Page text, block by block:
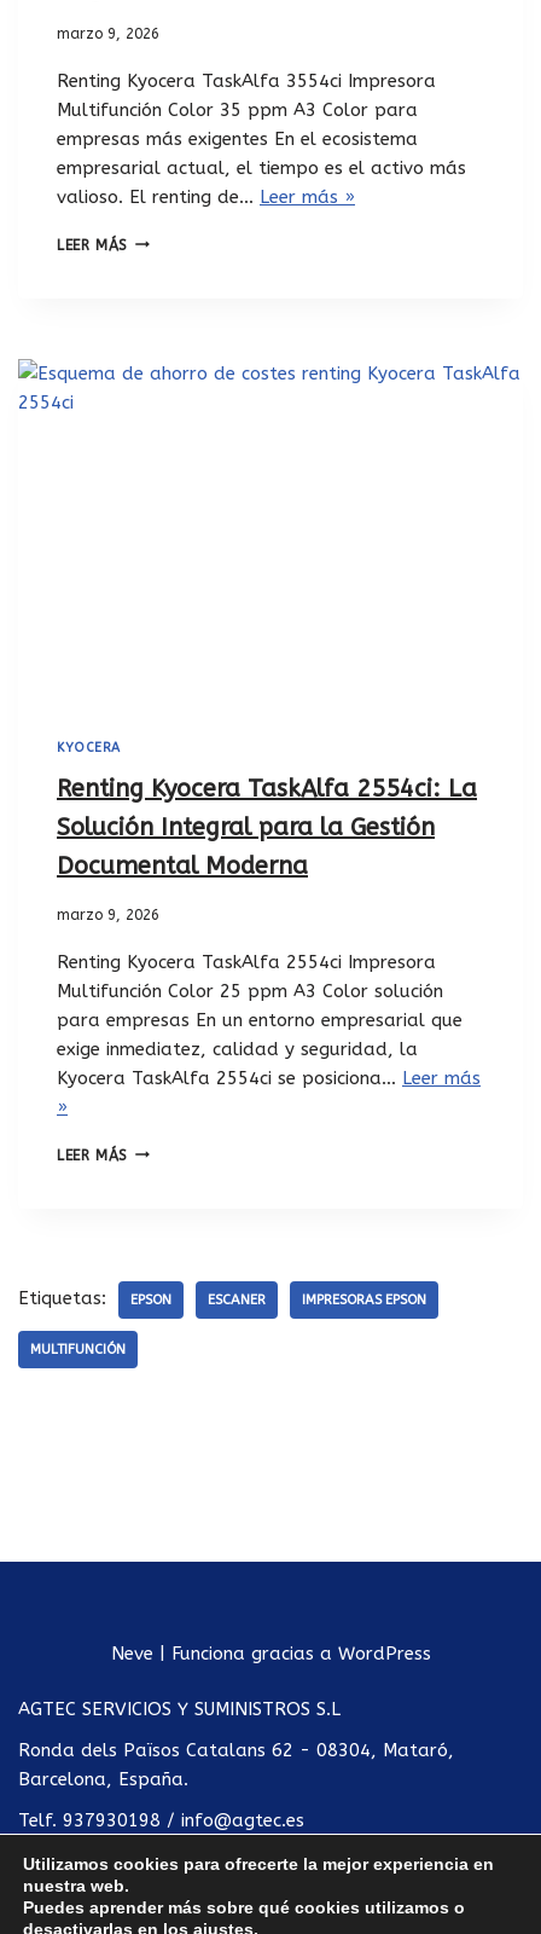
marzo 9, 2026
Renting Kyocera TaskAlfa 3554ci Impresora
Multifunción Color 35 ppm A3 Color para
empresas más exigentes En el ecosistema
empresarial actual, el tiempo es el activo más
valioso. El renting de… Leer más »
LEER MÁS
KYOCERA
Renting Kyocera TaskAlfa 2554ci: La
Solución Integral para la Gestión
Documental Moderna
marzo 9, 2026
Renting Kyocera TaskAlfa 2554ci Impresora
Multifunción Color 25 ppm A3 Color solución
para empresas En un entorno empresarial que
exige inmediatez, calidad y seguridad, la
Kyocera TaskAlfa 2554ci se posiciona… Leer más
»
LEER MÁS
Etiquetas: EPSON ESCANER IMPRESORAS EPSON
MULTIFUNCIÓN
Neve | Funciona gracias a WordPress
AGTEC SERVICIOS Y SUMINISTROS S.L
Ronda dels Països Catalans 62 - 08304, Mataró,
Barcelona, España.
Telf. 937930198 / info@agtec.es
Política de privacidad
Condiciones de uso
Utilizamos cookies para ofrecerte la mejor experiencia en
nuestra web.
Puedes aprender más sobre qué cookies utilizamos o
desactivarlas en los ajustes.